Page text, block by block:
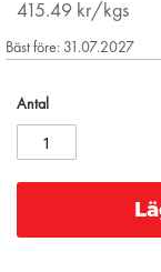
415.49 kr/kgs
Bäst före: 31.07.2027
Antal